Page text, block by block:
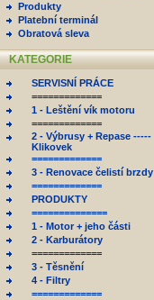
Produkty
Platební terminál
Obratová sleva
KATEGORIE
SERVISNÍ PRÁCE
=============
1 - Leštění vík motoru
=============
2 - Výbrusy + Repase -----
Klikovek
=============
3 - Renovace čelistí brzdy
=============
PRODUKTY
==============
1 - Motor + jeho části
2 - Karburátory
=============
3 - Těsnění
4 - Filtry
=============